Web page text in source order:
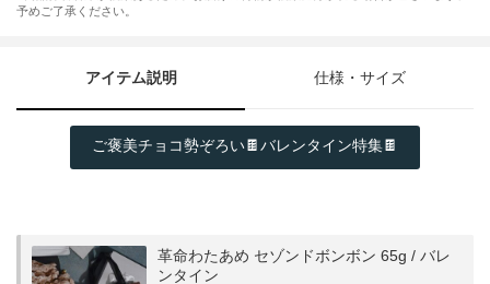
予めご了承ください。
アイテム説明 仕様・サイズ
ご褒美チョコ勢ぞろい🍫バレンタイン特集🍫
革命わたあめ セゾンドボンボン 65g / バレ
ンタイン